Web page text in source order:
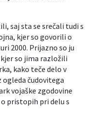
saj sta se srečali tudi s
kjer so govorili o
2000. Prijazno so ju
so jima razložili
kako teče delo v
ogleda čudovitega
vojaške zgodovine
pristopih pri delu s